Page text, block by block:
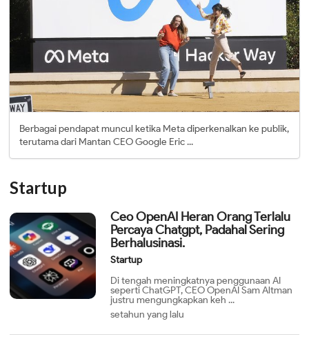
Berbagai pendapat muncul ketika Meta diperkenalkan ke publik,
terutama dari Mantan CEO Google Eric ...
Startup
Ceo OpenAI Heran Orang Terlalu
Percaya Chatgpt, Padahal Sering
Berhalusinasi.
Startup
Di tengah meningkatnya penggunaan AI
seperti ChatGPT, CEO OpenAI Sam Altman
justru mengungkapkan keh ...
setahun yang lalu